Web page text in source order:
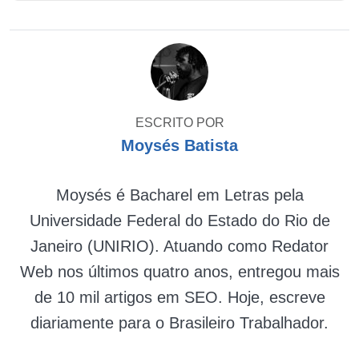
ESCRITO POR
Moysés Batista
Moysés é Bacharel em Letras pela
Universidade Federal do Estado do Rio de
Janeiro (UNIRIO). Atuando como Redator
Web nos últimos quatro anos, entregou mais
de 10 mil artigos em SEO. Hoje, escreve
diariamente para o Brasileiro Trabalhador.